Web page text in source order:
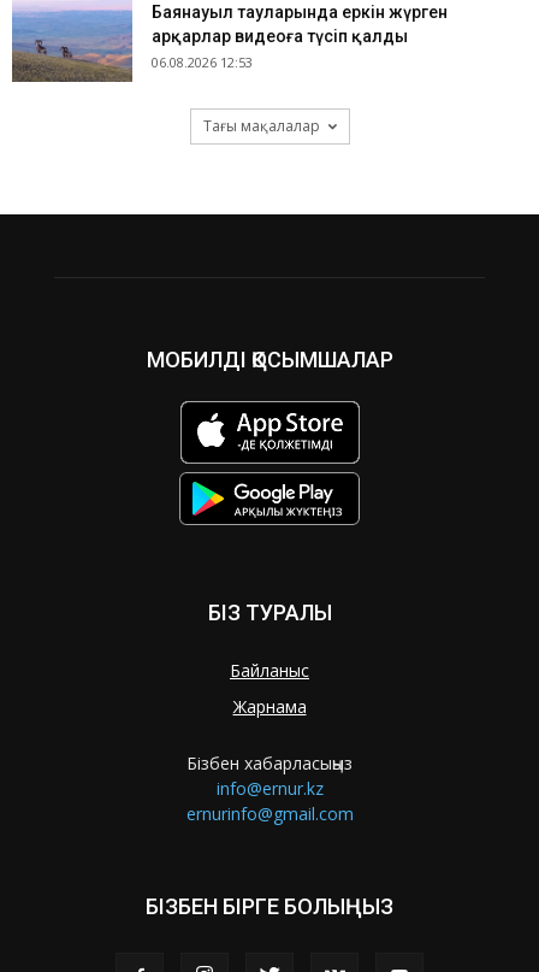
Баянауыл тауларында еркін жүрген
арқарлар видеоға түсіп қалды
06.08.2026 12:53
Тағы мақалалар
МОБИЛДІ ҚОСЫМШАЛАР
БІЗ ТУРАЛЫ
Байланыс
Жарнама
Бізбен хабарласыңыз
info@ernur.kz
ernurinfo@gmail.com
БІЗБЕН БІРГЕ БОЛЫҢЫЗ